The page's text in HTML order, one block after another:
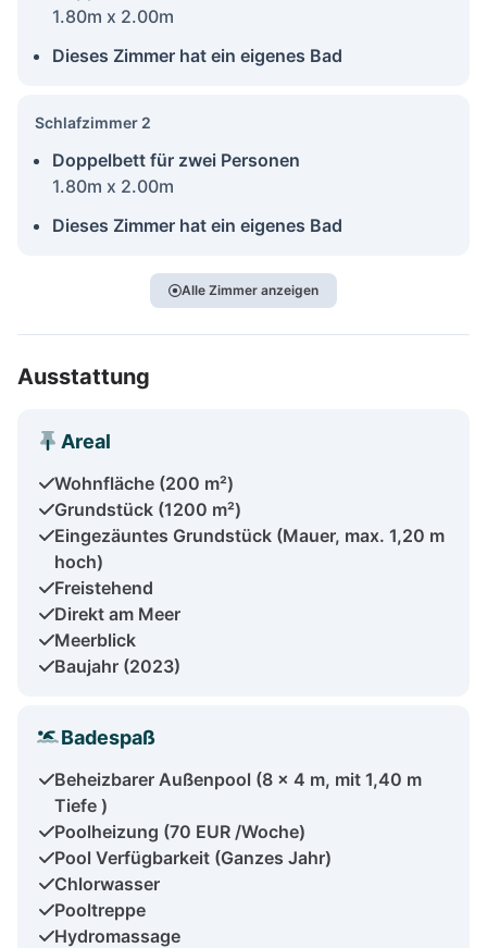
1.80m x 2.00m
Dieses Zimmer hat ein eigenes Bad
Schlafzimmer 2
Doppelbett für zwei Personen
1.80m x 2.00m
Dieses Zimmer hat ein eigenes Bad
Alle Zimmer anzeigen
Ausstattung
Areal
Wohnfläche (200 m²)
Grundstück (1200 m²)
Eingezäuntes Grundstück (Mauer, max. 1,20 m
hoch)
Freistehend
Direkt am Meer
Meerblick
Baujahr (2023)
Badespaß
Beheizbarer Außenpool (8 x 4 m, mit 1,40 m
Tiefe )
Poolheizung (70 EUR /Woche)
Pool Verfügbarkeit (Ganzes Jahr)
Chlorwasser
Pooltreppe
Hydromassage